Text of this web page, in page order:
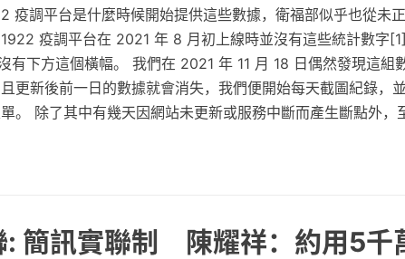
疫調平台是什麼時候開始提供這些數據，衛福部似乎也從未
疫調平台在 2021 年 8 月初上線時並沒有這些統計數字
有下方這個橫幅。 我們在 2021 年 11 月 18 日偶然發現這組
更新後前一日的數據就會消失，我們便開始每天截圖紀錄，
。 除了其中有幾天因網站未更新或服務中斷而產生斷點外，
: 簡訊實聯制 陳耀祥：約用5千